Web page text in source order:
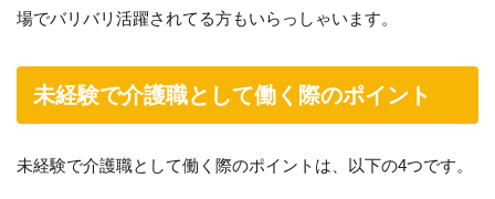
場でバリバリ活躍されてる方もいらっしゃいます。
未経験で介護職として働く際のポイント
未経験で介護職として働く際のポイントは、以下の4つです。